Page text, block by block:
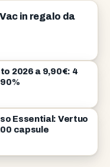
in regalo da
2026 a 9,90€: 4
Essential: Vertuo
capsule